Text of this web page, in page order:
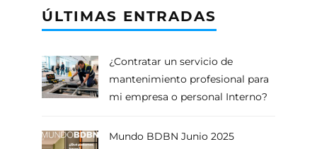
ÚLTIMAS ENTRADAS
¿Contratar un servicio de
mantenimiento profesional para
mi empresa o personal Interno?
Mundo BDBN Junio 2025